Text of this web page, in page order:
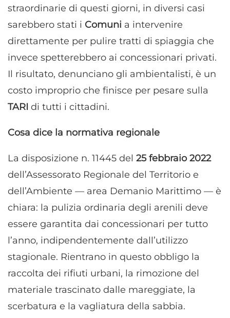
straordinarie di questi giorni, in diversi casi
sarebbero stati i Comuni a intervenire
direttamente per pulire tratti di spiaggia che
invece spetterebbero ai concessionari privati.
Il risultato, denunciano gli ambientalisti, è un
costo improprio che finisce per pesare sulla
TARI di tutti i cittadini.
Cosa dice la normativa regionale
La disposizione n. 11445 del 25 febbraio 2022
dell’Assessorato Regionale del Territorio e
dell’Ambiente — area Demanio Marittimo — è
chiara: la pulizia ordinaria degli arenili deve
essere garantita dai concessionari per tutto
l’anno, indipendentemente dall’utilizzo
stagionale. Rientrano in questo obbligo la
raccolta dei rifiuti urbani, la rimozione del
materiale trascinato dalle mareggiate, la
scerbatura e la vagliatura della sabbia.